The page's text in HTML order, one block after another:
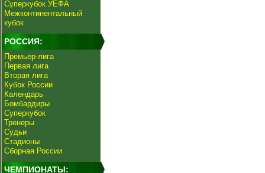
Суперкубок УЕФА
Межконтинентальный
кубок
РОССИЯ:
Премьер-лига
Первая лига
Вторая лига
Кубок России
Календарь
Бомбардиры
Суперкубок
Тренеры
Судьи
Стадионы
Сборная России
ЧЕМПИОНАТЫ: